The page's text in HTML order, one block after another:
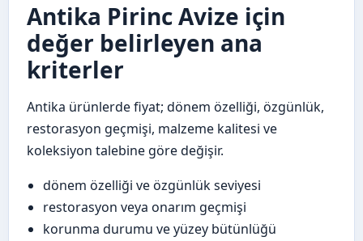
Antika Pirinc Avize için
değer belirleyen ana
kriterler
Antika ürünlerde fiyat; dönem özelliği, özgünlük,
restorasyon geçmişi, malzeme kalitesi ve
koleksiyon talebine göre değişir.
dönem özelliği ve özgünlük seviyesi
restorasyon veya onarım geçmişi
korunma durumu ve yüzey bütünlüğü